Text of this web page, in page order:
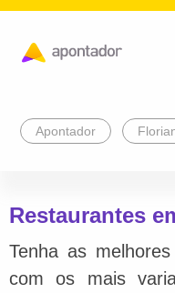
Apontador
Restaurantes
Tenha as
com os mais